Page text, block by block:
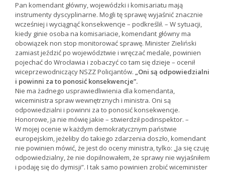
Pan komendant główny, wojewódzki i komisariatu mają
instrumenty dyscyplinarne. Mogli tę sprawę wyjaśnić znacznie
wcześniej i wyciągnąć konsekwencje – podkreślił. – W sytuacji,
kiedy ginie osoba na komisariacie, komendant główny ma
obowiązek non stop monitorować sprawę. Minister Zieliński
zamiast jeździć po województwie i wręczać medale, powinien
pojechać do Wrocławia i zobaczyć co tam się dzieje – ocenił
wiceprzewodniczący NSZZ Policjantów. „Oni są odpowiedzialni
i powinni za to ponosić konsekwencje”.
Nie ma żadnego usprawiedliwienia dla komendanta,
wiceministra spraw wewnętrznych i ministra. Oni są
odpowiedzialni i powinni za to ponosić konsekwencje.
Honorowe, ja nie mówię jakie – stwierdził podinspektor. –
W mojej ocenie w każdym demokratycznym państwie
europejskim, jeżeliby do takiego zdarzenia doszło, komendant
nie powinien mówić, że jest do oceny ministra, tylko: „Ja się czuję
odpowiedzialny, że nie dopilnowałem, że sprawy nie wyjaśniłem
i podaję się do dymisji”. I tak samo powinien zrobić wiceminister